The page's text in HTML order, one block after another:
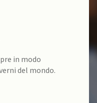
in modo
del mondo.